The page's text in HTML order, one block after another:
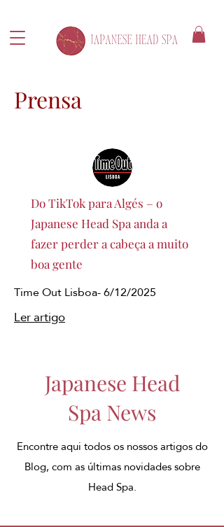
Prensa
Do TikTok para Algés – o
Japanese Head Spa anda a
fazer perder a cabeça a muito
boa gente
Time Out Lisboa- 6/12/2025
Ler artigo
Japanese Head
Spa News
Encontre aqui todos os nossos artigos do
Blog, com as últimas novidades sobre
Head Spa.